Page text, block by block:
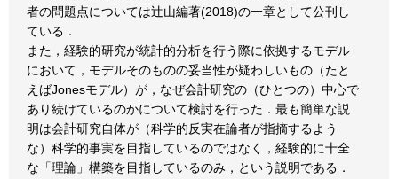
者の問題点については辻山編著(2018)の一章として公刊し
ている．
また，経験的研究が統計的分析を行う際に依拠するモデル
において，モデルそのものの妥当性が疑わしいもの（たと
えばJonesモデル）が，なぜ会計研究の（ひとつの）中心で
あり続けているのかについて検討を行った．最も簡単な説
明は会計研究自体が（科学的反実在論者が指摘するよう
な）科学的事実を目指しているのではなく，経験的に十全
な「理論」構築を目指しているのみ，という説明である．